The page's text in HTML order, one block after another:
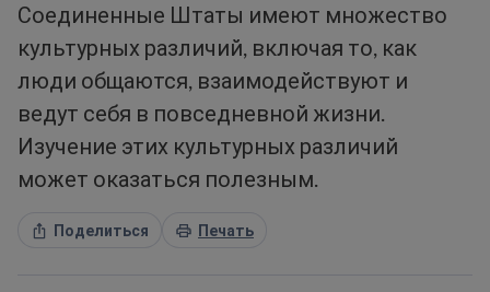
Соединенные Штаты имеют множество
культурных различий, включая то, как
люди общаются, взаимодействуют и
ведут себя в повседневной жизни.
Изучение этих культурных различий
может оказаться полезным.
Поделиться Печать